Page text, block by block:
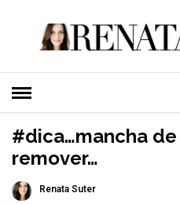
HOME»TOP NEWS
#dica…mancha
remover…
Renata Suter